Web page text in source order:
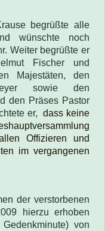
begrüßte alle
wünschte noch
Weiter begrüßte er
Fischer und
Majestäten, den
sowie den
den Präses Pastor
er,
dass keine
Offizieren und
im vergangenen
der verstorbenen
hierzu erhoben
von